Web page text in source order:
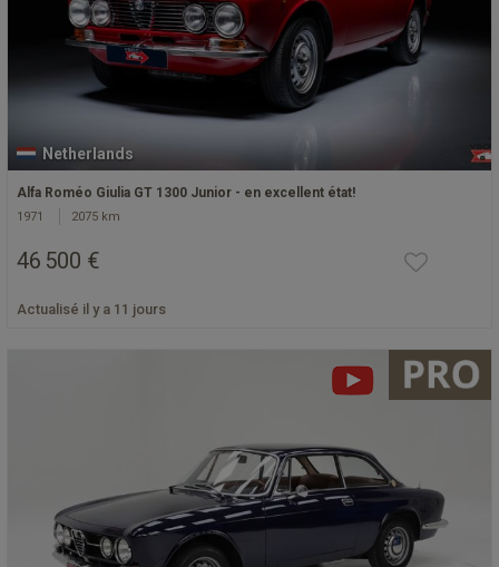
Netherlands
Alfa Roméo Giulia GT 1300 Junior - en excellent état!
1971 2075 km
46 500 €
Actualisé il y a 11 jours